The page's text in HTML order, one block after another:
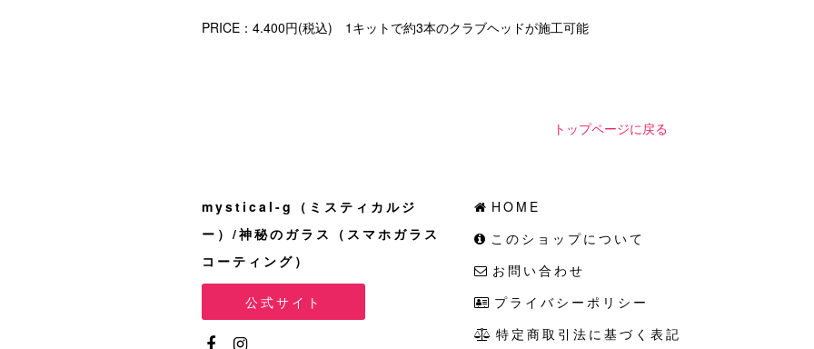
PRICE：4.400円(税込) 1キットで約3本のクラブヘッドが施工可能
トップページに戻る
mystical-g（ミスティカルジ
ー）/神秘のガラス（スマホガラス
コーティング）
公式サイト
HOME
このショップについて
お問い合わせ
プライバシーポリシー
特定商取引法に基づく表記